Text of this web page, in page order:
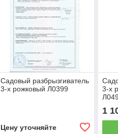
Садовый разбрызгиватель
3-х рожковый Л0399
Цену уточняйте
3-х
1